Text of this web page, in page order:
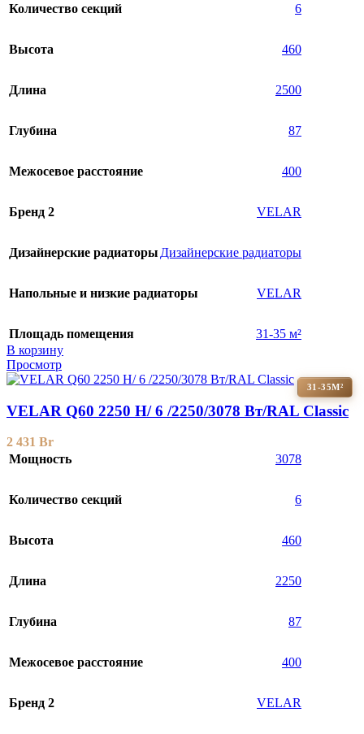
Количество секций 6
Высота 460
Длина 2500
Глубина 87
Межосевое расстояние 400
Бренд 2 VELAR
Дизайнерские радиаторы Дизайнерские радиаторы
Напольные и низкие радиаторы VELAR
Площадь помещения
31-35 м²
В корзину
Просмотр
31-35М²
VELAR Q60 2250 H/ 6 /2250/3078 Вт/RAL Classic
2 431 Br
Мощность
3078
Количество секций 6
Высота 460
Длина 2250
Глубина 87
Межосевое расстояние 400
Бренд 2 VELAR